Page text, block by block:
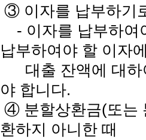
③ 이자를 납부하기
- 이자를 납부하여
납부하여야 할 이자
대출 잔액에 대하
야 합니다.
④ 분할상환금(또는
환하지 아니한 때